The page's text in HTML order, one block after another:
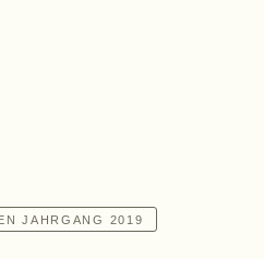
JAHRGANG 2019